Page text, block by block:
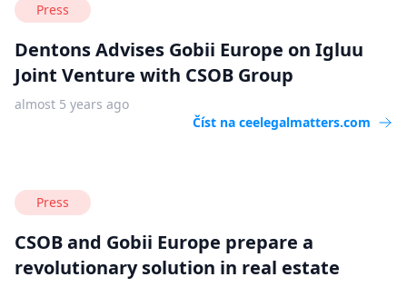
Press
Dentons Advises Gobii Europe on Igluu
Joint Venture with CSOB Group
almost 5 years ago
Číst na ceelegalmatters.com
Press
CSOB and Gobii Europe prepare a
revolutionary solution in real estate